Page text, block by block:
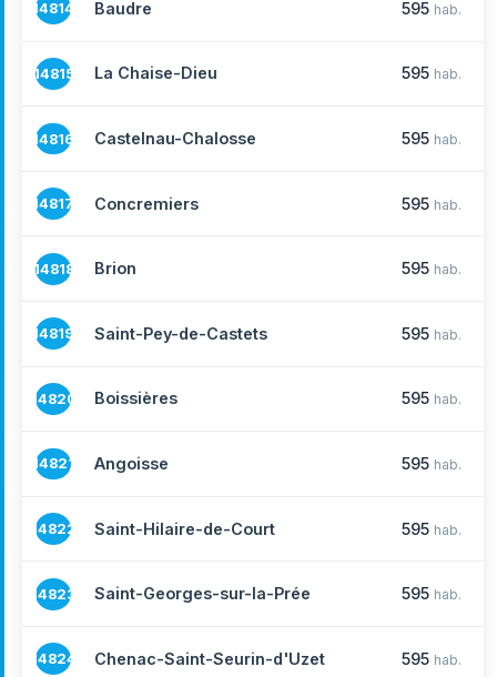
14814 Baudre 595 hab.
14815 La Chaise-Dieu 595 hab.
14816 Castelnau-Chalosse 595 hab.
14817 Concremiers 595 hab.
14818 Brion 595 hab.
14819 Saint-Pey-de-Castets 595 hab.
14820 Boissières 595 hab.
14821 Angoisse 595 hab.
14822 Saint-Hilaire-de-Court 595 hab.
14823 Saint-Georges-sur-la-Prée 595 hab.
14824 Chenac-Saint-Seurin-d'Uzet 595 hab.